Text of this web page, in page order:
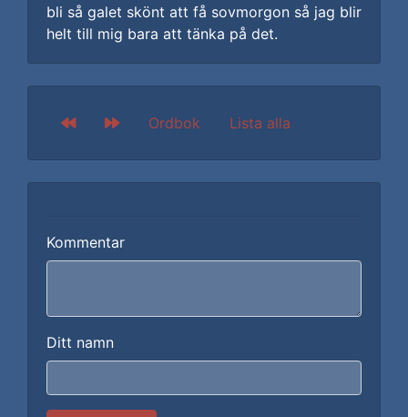
bli så galet skönt att få sovmorgon så jag blir
helt till mig bara att tänka på det.
Ordbok Lista alla
Kommentar
Ditt namn